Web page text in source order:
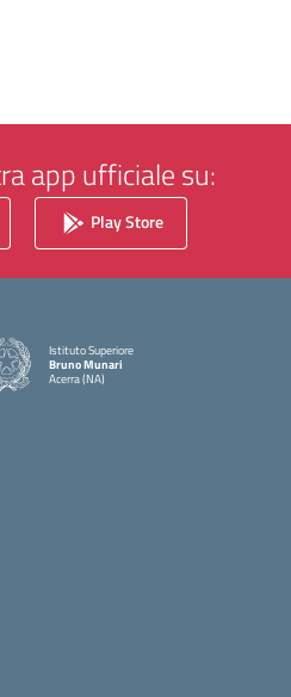
app ufficiale su:
Play Store
Istituto Superiore
Bruno Munari
Acerra (NA)